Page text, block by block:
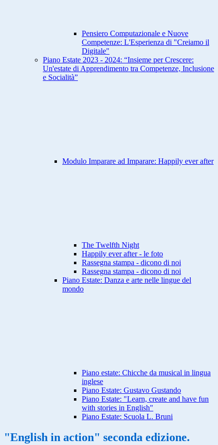
Pensiero Computazionale e Nuove
Competenze: L'Esperienza di "Creiamo il
Digitale"
Piano Estate 2023 - 2024: “Insieme per Crescere:
Un'estate di Apprendimento tra Competenze, Inclusione
e Socialità”
Modulo Imparare ad Imparare: Happily ever after
The Twelfth Night
Happily ever after - le foto
Rassegna stampa - dicono di noi
Rassegna stampa - dicono di noi
Piano Estate: Danza e arte nelle lingue del
mondo
Piano estate: Chicche da musical in lingua
inglese
Piano Estate: Gustavo Gustando
Piano Estate: "Learn, create and have fun
with stories in English"
Piano Estate: Scuola L. Bruni
"English in action" seconda edizione.